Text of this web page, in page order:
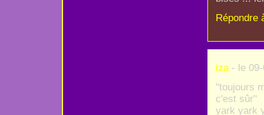
Répondre
iza- le 09-
"toujours
c'est sûr"
yark yark